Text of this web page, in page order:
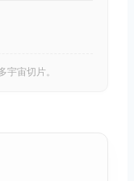
宙切片。